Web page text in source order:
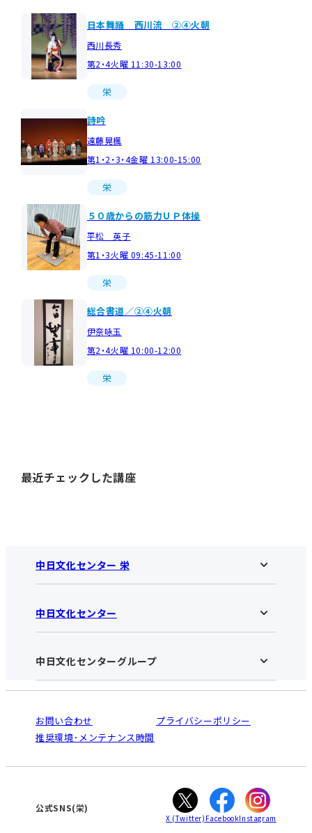
日本舞踊 西川流 ②④火朝
西川長秀
第2・4火曜 11:30-13:00
栄
詩吟
遠藤晃楓
第1・2・3・4金曜 13:00-15:00
栄
５０歳からの筋力ＵＰ体操
平松 英子
第1・3火曜 09:45-11:00
栄
総合書道／②④火朝
伊奈咏玉
第2・4火曜 10:00-12:00
栄
最近チェックした講座
中日文化センター 栄
中日文化センター 栄HOME
お知らせ
アクセス･営業時間
お申し込みの流れ
入会と受講のご案内
中日文化センター
中日文化センターHOME
中日文化センターとは
受講規約・会員特典
ご利用ガイド
オンライン講座受講の手順
WEBサイトのよくある質問
中日文化センターグループ
南大高
犬山
高蔵寺
大垣
津
お問い合わせ
プライバシーポリシー
推奨環境･メンテナンス時間
公式SNS(栄)
X (Twitter) FacebookInstagram